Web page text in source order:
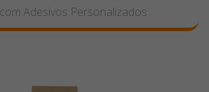
Adesivos Personalizados